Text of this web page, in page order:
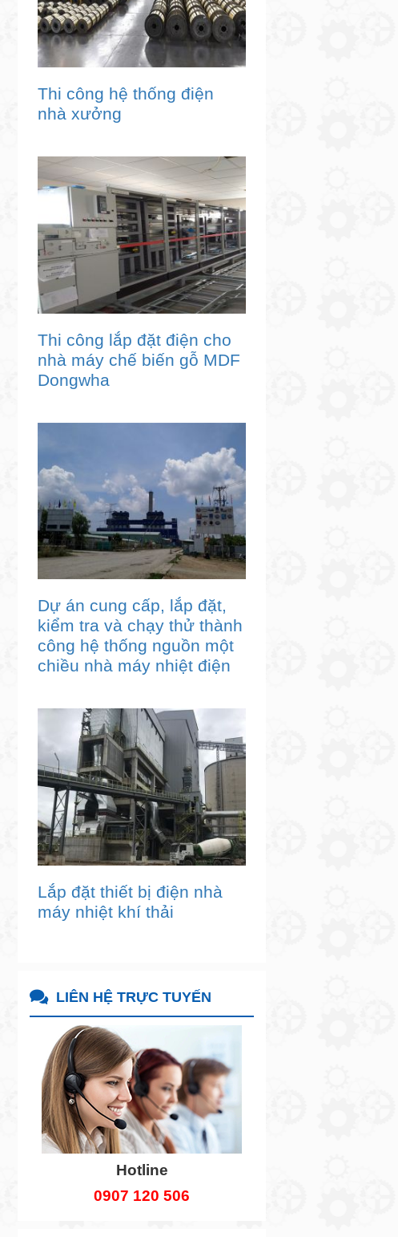
Thi công hệ thống điện
nhà xưởng
Thi công lắp đặt điện cho
nhà máy chế biến gỗ MDF
Dongwha
Dự án cung cấp, lắp đặt,
kiểm tra và chạy thử thành
công hệ thống nguồn một
chiều nhà máy nhiệt điện
Lắp đặt thiết bị điện nhà
máy nhiệt khí thải
LIÊN HỆ TRỰC TUYẾN
Hotline
0907 120 506